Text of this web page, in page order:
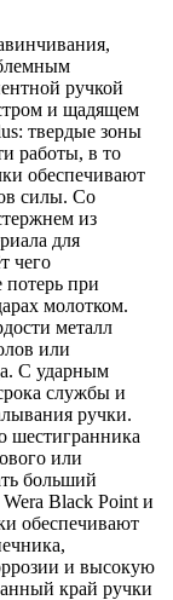
ручкой
и щадящем
твердые зоны
работы, в то
обеспечивают
силы. Со
из
для
чего
потерь при
молотком.
металл
или
С ударным
службы и
ручки.
шестигранника
или
больший
Black Point и
обеспечивают
и высокую
край ручки